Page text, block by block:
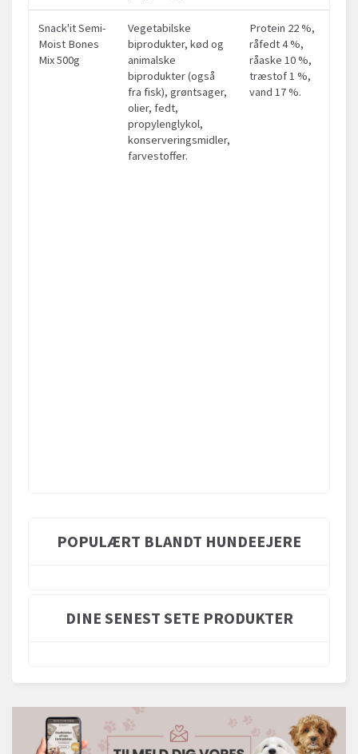
Snack'it Semi-
Moist Bones
Mix 500g
Vegetabilske
biprodukter, kød og
animalske
biprodukter (også
fra fisk), grøntsager,
olier, fedt,
propylenglykol,
konserveringsmidler,
farvestoffer.
Protein 22 %,
råfedt 4 %,
råaske 10 %,
træstof 1 %,
vand 17 %.
POPULÆRT BLANDT HUNDEEJERE
DINE SENEST SETE PRODUKTER